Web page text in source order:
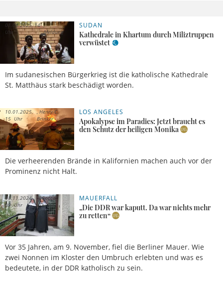
SUDAN
Kathedrale in Khartum durch Miliztruppen
verwüstet
Im sudanesischen Bürgerkrieg ist die katholische Kathedrale
St. Matthäus stark beschädigt worden.
01.04.2025, 14
Uhr
Meldung
LOS ANGELES
Apokalypse im Paradies: Jetzt braucht es
den Schutz der heiligen Monika
Die verheerenden Brände in Kalifornien machen auch vor der
Prominenz nicht Halt.
10.01.2025,
15 Uhr
Henry C.
Brinker
MAUERFALL
„Die DDR war kaputt. Da war nichts mehr
zu retten“
Vor 35 Jahren, am 9. November, fiel die Berliner Mauer. Wie
zwei Nonnen im Kloster den Umbruch erlebten und was es
bedeutete, in der DDR katholisch zu sein.
08.11.2024,
09 Uhr
Rocco
Thiede